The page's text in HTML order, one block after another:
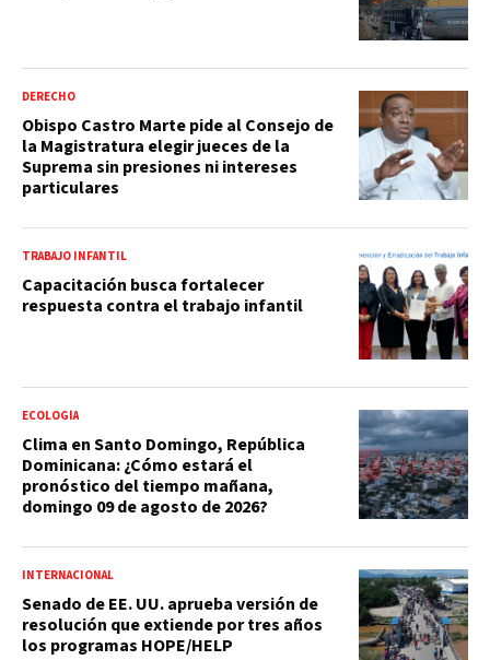
DERECHO
Obispo Castro Marte pide al Consejo de
la Magistratura elegir jueces de la
Suprema sin presiones ni intereses
particulares
TRABAJO INFANTIL
Capacitación busca fortalecer
respuesta contra el trabajo infantil
ECOLOGÍA
Clima en Santo Domingo, República
Dominicana: ¿Cómo estará el
pronóstico del tiempo mañana,
domingo 09 de agosto de 2026?
INTERNACIONAL
Senado de EE. UU. aprueba versión de
resolución que extiende por tres años
los programas HOPE/HELP